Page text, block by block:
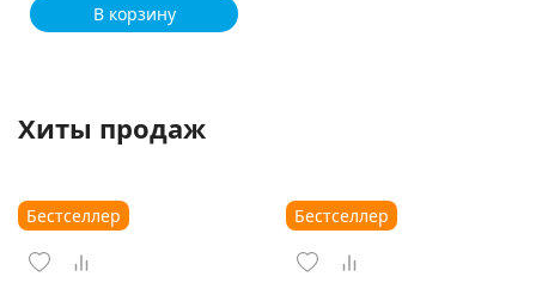
В корзину
Хиты продаж
Бестселлер Бестселлер